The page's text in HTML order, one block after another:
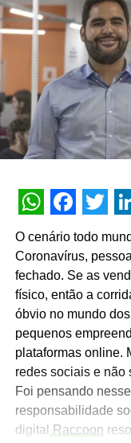
O cenário todo
Coronavírus,
fechado. Se as
físico, então a
óbvio no mundo
pequenos
plataformas online.
redes sociais e não
Foi pensando
responsabilidade
digital Raccoon